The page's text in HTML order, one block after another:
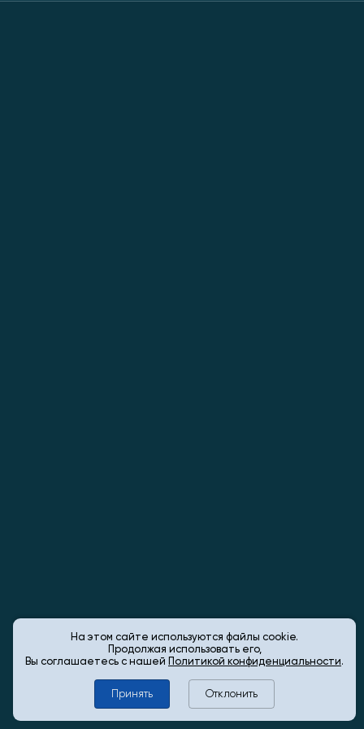
На этом сайте используются файлы cookie.
Продолжая использовать его,
Вы соглашаетесь с нашей Политикой конфиденциальности.
Принять Отклонить